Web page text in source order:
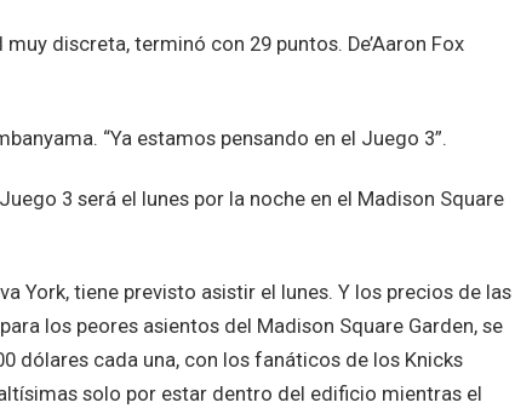
discreta, terminó con 29 puntos. De’Aaron Fox
“Ya estamos pensando en el Juego 3”.
3 será el lunes por la noche en el Madison Square
York, tiene previsto asistir el lunes. Y los precios de las
los peores asientos del Madison Square Garden, se
dólares cada una, con los fanáticos de los Knicks
solo por estar dentro del edificio mientras el